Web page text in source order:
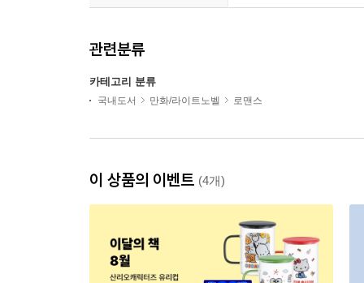
관련분류
카테고리 분류
국내도서 만화/라이트노벨 로맨스
이 상품의 이벤트 (4개)